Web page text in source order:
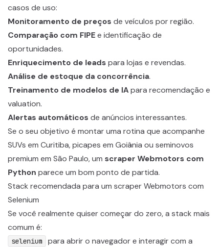
casos de uso:
Monitoramento de preços de veículos por região.
Comparação com FIPEe identificação de
oportunidades.
Enriquecimento de leads para lojas e revendas.
Análise de estoque da concorrência.
Treinamento de modelos de IApara recomendação e
valuation.
Alertas automáticos de anúncios interessantes.
Se o seu objetivo é montar uma rotina que acompanhe
SUVs em Curitiba, picapes em Goiânia ou seminovos
premium em São Paulo, um scraper Webmotors com
Python parece um bom ponto de partida.
Stack recomendada para um scraper Webmotors com
Selenium
Se você realmente quiser começar do zero, a stack mais
comum é:
selenium
para abrir o navegador e interagir com a